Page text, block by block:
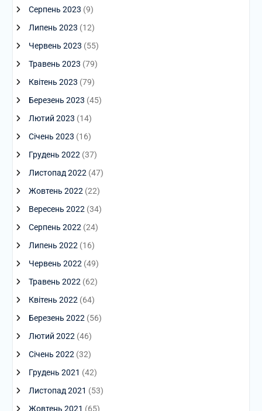
Серпень 2023 (9)
Липень 2023 (12)
Червень 2023 (55)
Травень 2023 (79)
Квітень 2023 (79)
Березень 2023 (45)
Лютий 2023 (14)
Січень 2023 (16)
Грудень 2022 (37)
Листопад 2022 (47)
Жовтень 2022 (22)
Вересень 2022 (34)
Серпень 2022 (24)
Липень 2022 (16)
Червень 2022 (49)
Травень 2022 (62)
Квітень 2022 (64)
Березень 2022 (56)
Лютий 2022 (46)
Січень 2022 (32)
Грудень 2021 (42)
Листопад 2021 (53)
Жовтень 2021 (65)